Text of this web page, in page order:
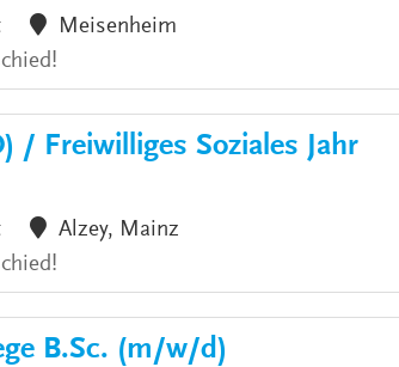
Meisenheim
/ Freiwilliges Soziales Jahr
Alzey, Mainz
B.Sc. (m/w/d)